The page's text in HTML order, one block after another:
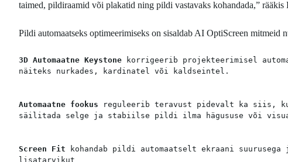
taimed, pildiraamid või plakatid ning pildi vastavaks kohandada,” rääkis
Pildi automaatseks optimeerimiseks on sisaldab AI OptiScreen mitmeid
3D Automaatne Keystone
korrigeerib projekteerimisel
näiteks nurkades, kardinatel või kaldseintel.
Automaatne fookus reguleerib teravust pidevalt ka siis,
säilitada selge ja stabiilse pildi ilma hägususe või
Screen Fit kohandab pildi automaatselt ekraani
lisatarvikut